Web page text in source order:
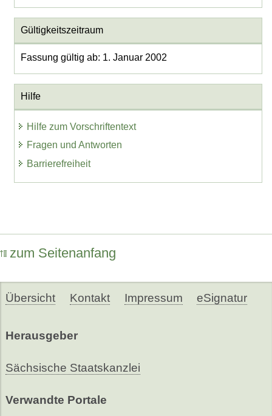
Gültigkeitszeitraum
Fassung gültig ab: 1. Januar 2002
Hilfe
Hilfe zum Vorschriftentext
Fragen und Antworten
Barrierefreiheit
zum Seitenanfang
Übersicht Kontakt Impressum eSignatur
Herausgeber
Sächsische Staatskanzlei
Verwandte Portale